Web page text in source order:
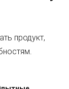
продукт,